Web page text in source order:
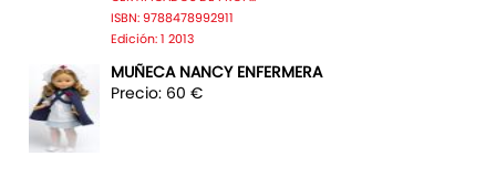
ISBN: 9788478992911
Edición: 1 2013
MUÑECA NANCY ENFERMERA
Precio: 60 €